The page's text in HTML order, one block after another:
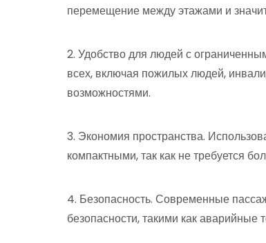
перемещение между этажами и
2. Удобство для людей с
всех, включая пожилых людей,
возможностями.
3. Экономия пространства.
компактными, так как не требуется
4. Безопасность. Современные
безопасности, такими как